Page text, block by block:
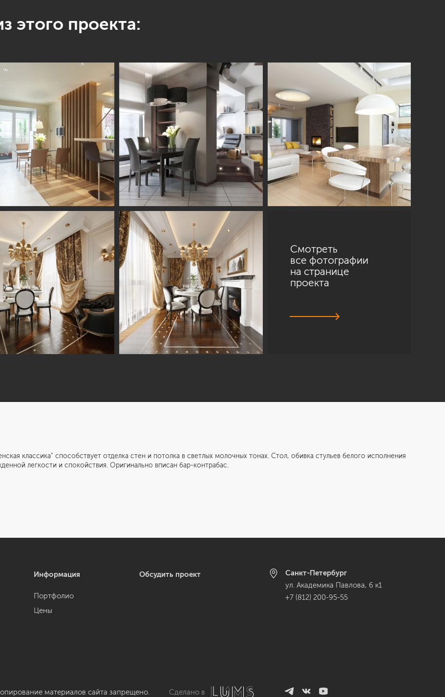
этого проекта:
Смотреть
все фотографии
на странице
проекта
способствует отделка стен и потолка в светлых молочных тонах. Стол, обивка стульев белого исполнения
легкости и спокойствия. Оригинально вписан бар-контрабас.
Информация
Портфолио
Цены
Обсудить проект
Санкт-Петербург
ул. Академика Павлова, 6 к1
+7 (812) 200-95-55
материалов сайта запрещено. Сделано в